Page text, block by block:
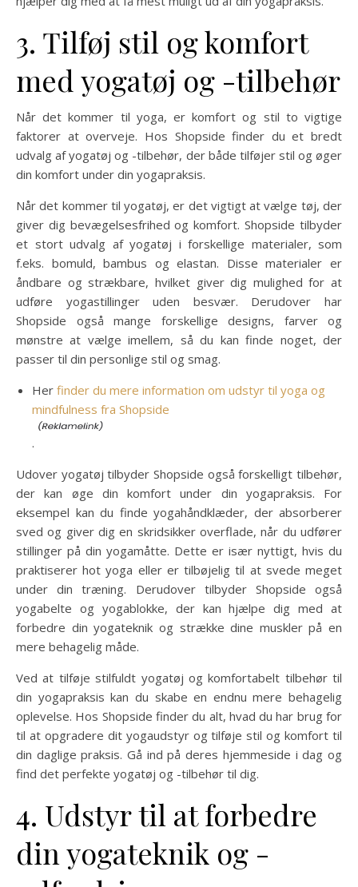
3. Tilføj stil og komfort
med yogatøj og -tilbehør
Når det kommer til yoga, er komfort og stil to vigtige
faktorer at overveje. Hos Shopside finder du et bredt
udvalg af yogatøj og -tilbehør, der både tilføjer stil og øger
din komfort under din yogapraksis.
Når det kommer til yogatøj, er det vigtigt at vælge tøj, der
giver dig bevægelsesfrihed og komfort. Shopside tilbyder
et stort udvalg af yogatøj i forskellige materialer, som
f.eks. bomuld, bambus og elastan. Disse materialer er
åndbare og strækbare, hvilket giver dig mulighed for at
udføre yogastillinger uden besvær. Derudover har
Shopside også mange forskellige designs, farver og
mønstre at vælge imellem, så du kan finde noget, der
passer til din personlige stil og smag.
Her finder du mere information om udstyr til yoga og
mindfulness fra Shopside
.
Udover yogatøj tilbyder Shopside også forskelligt tilbehør,
der kan øge din komfort under din yogapraksis. For
eksempel kan du finde yogahåndklæder, der absorberer
sved og giver dig en skridsikker overflade, når du udfører
stillinger på din yogamåtte. Dette er især nyttigt, hvis du
praktiserer hot yoga eller er tilbøjelig til at svede meget
under din træning. Derudover tilbyder Shopside også
yogabelte og yogablokke, der kan hjælpe dig med at
forbedre din yogateknik og strække dine muskler på en
mere behagelig måde.
Ved at tilføje stilfuldt yogatøj og komfortabelt tilbehør til
din yogapraksis kan du skabe en endnu mere behagelig
oplevelse. Hos Shopside finder du alt, hvad du har brug for
til at opgradere dit yogaudstyr og tilføje stil og komfort til
din daglige praksis. Gå ind på deres hjemmeside i dag og
find det perfekte yogatøj og -tilbehør til dig.
4. Udstyr til at forbedre
din yogateknik og -